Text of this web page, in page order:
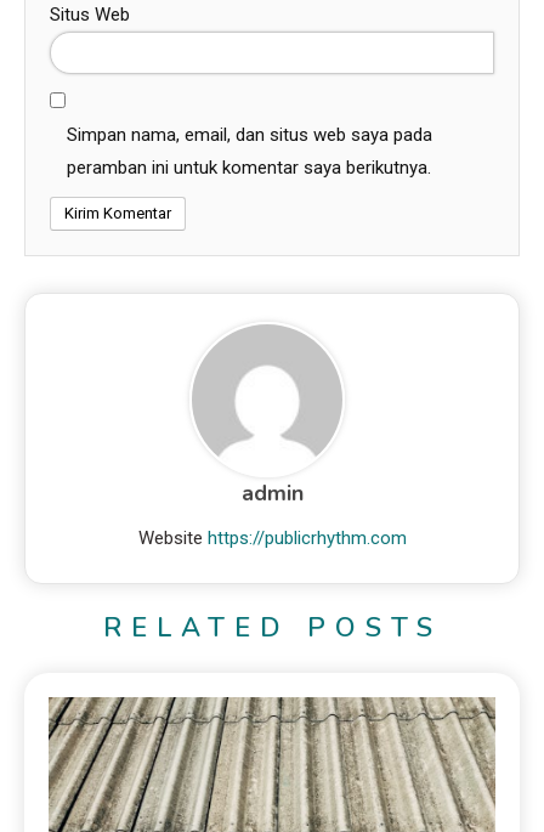
Situs Web
Simpan nama, email, dan situs web saya pada
peramban ini untuk komentar saya berikutnya.
admin
Website https://publicrhythm.com
RELATED POSTS